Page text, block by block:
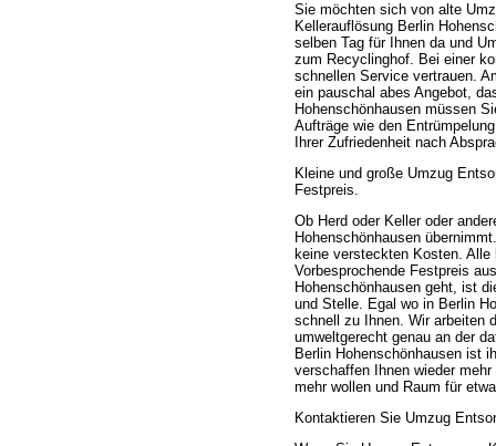
Sie möchten sich von alte
Kellerauflösung Berlin
selben Tag für Ihnen da und
zum Recyclinghof. Bei einer
schnellen Service vertrauen.
ein pauschal abes Angebot,
Hohenschönhausen müssen
Aufträge wie den
Ihrer Zufriedenheit nach
Kleine und große Umzug
Festpreis.
Ob Herd oder Keller oder
Hohenschönhausen
keine versteckten Kosten.
Vorbesprochende Festpreis
Hohenschönhausen geht, ist
und Stelle. Egal wo in Berlin
schnell zu Ihnen. Wir arbeiten
umweltgerecht genau an der
Berlin Hohenschönhausen ist
verschaffen Ihnen wieder
mehr wollen und Raum für
Kontaktieren Sie Umzug